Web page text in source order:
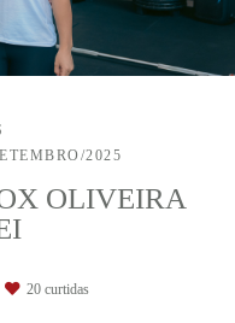
2025
OLIVEIRA
20 curtidas